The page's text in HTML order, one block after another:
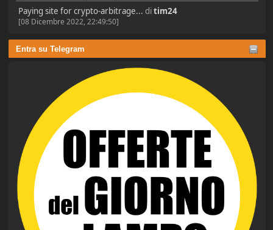
Paying site for crypto-arbitrage... ditim24
[08 Dicembre 2022, 22:49:50]
Entra su Telegram